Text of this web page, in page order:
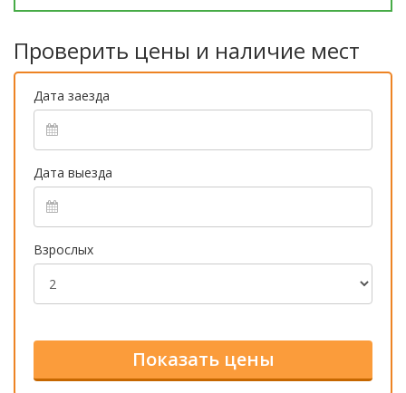
Проверить цены и наличие мест
Дата заезда
Дата выезда
Взрослых